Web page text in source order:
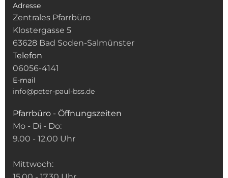
Adresse
Zentrales Pfarrbüro
Klostergasse 5
63628 Bad Soden-Salmünster
Telefon
06056-4141
E-mail
info@peter-paul-bss.de
Pfarrbüro - Öffnungszeiten
Mo - Di - Do:
9.00 - 12.00 Uhr
Mittwoch: